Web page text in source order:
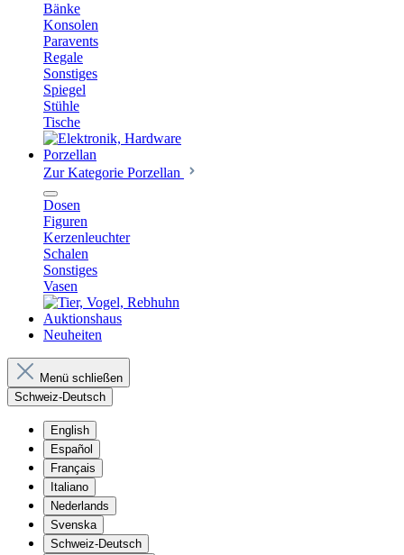
Bänke
Konsolen
Paravents
Regale
Sonstiges
Spiegel
Stühle
Tische
Porzellan
Zur Kategorie Porzellan
Dosen
Figuren
Kerzenleuchter
Schalen
Sonstiges
Vasen
Auktionshaus
Neuheiten
Menü schließen
Schweiz-Deutsch
English
Español
Français
Italiano
Nederlands
Svenska
Schweiz-Deutsch